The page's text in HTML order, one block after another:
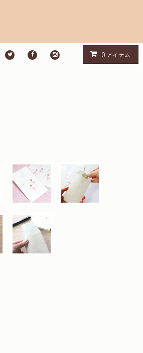
0 アイテム